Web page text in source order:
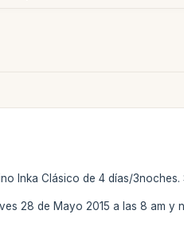
Inka Clásico de 4 días/
28 de Mayo 2015 a las 8 am y